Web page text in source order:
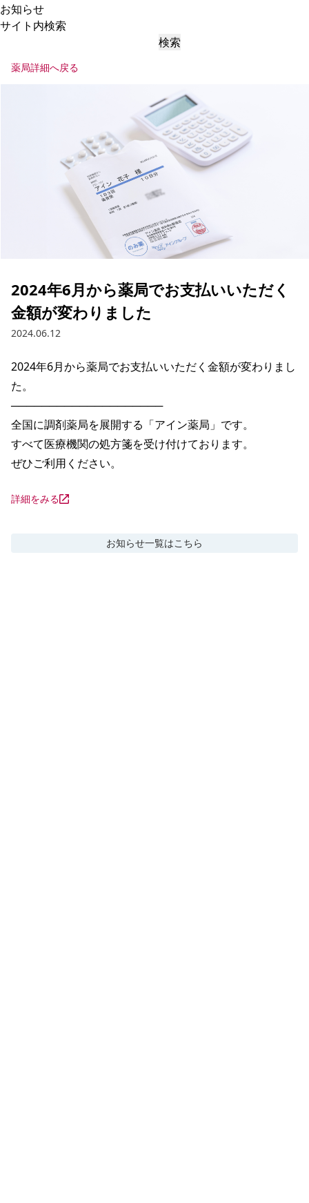
お知らせ
サイト内検索
検索
薬局詳細へ戻る
2024年6月から薬局でお支払いいただく
金額が変わりました
2024.06.12
2024年6月から薬局でお支払いいただく金額が変わりまし
た。
────────────────────
全国に調剤薬局を展開する「アイン薬局」です。
すべて医療機関の処方箋を受け付けております。
ぜひご利用ください。
詳細をみる
お知らせ一覧はこちら